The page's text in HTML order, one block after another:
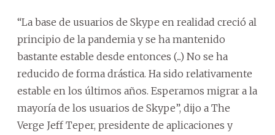
“La base de usuarios de Skype en realidad creció al
principio de la pandemia y se ha mantenido
bastante estable desde entonces (...) No se ha
reducido de forma drástica. Ha sido relativamente
estable en los últimos años. Esperamos migrar a la
mayoría de los usuarios de Skype”, dijo a The
Verge Jeff Teper, presidente de aplicaciones y